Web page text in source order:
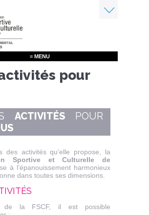
≡ MENU
pour
ACTIVITÉS POUR
des activités qu’elle propose, la
Sportive et Culturelle de
à l’épanouissement harmonieux
dans toutes ses dimensions.
de la FSCF, il est possible